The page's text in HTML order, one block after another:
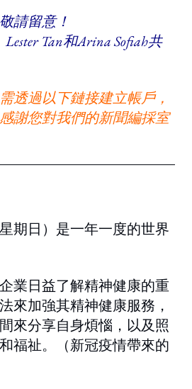
請留意！
Lester Tan和Arina Sofiah共
透過以下鏈接建立帳戶，
謝您對我們的新聞編採室
期日）是一年一度的世界
業日益了解精神健康的重
來加強其精神健康服務，
來分享自身煩惱，以及照
福祉。（新冠疫情帶來的